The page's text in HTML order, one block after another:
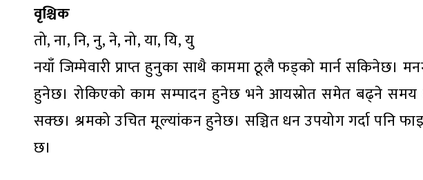
वृश्चिक
तो, ना, नि, नु, ने, नो, या, यि, यु
नयाँ जिम्मेवारी प्राप्त हुनुका साथै काममा ठूलै फड्को मार्न सकिनेछ।
हुनेछ। रोकिएको काम सम्पादन हुनेछ भने आयस्रोत समेत बढ्ने समय
सक्छ। श्रमको उचित मूल्यांकन हुनेछ। सञ्चित धन उपयोग गर्दा पनि
छ।